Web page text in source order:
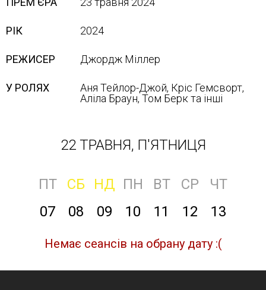
РІК 2024
РЕЖИСЕР Джордж Міллер
У РОЛЯХ
Аня Тейлор-Джой, Кріс Гемсворт,
Аліла Браун, Том Берк та інші
22 ТРАВНЯ, П'ЯТНИЦЯ
ПТ СБ НД ПН ВТ СР
ЧТ
07
08 09 10 11 12 13
Немає сеансів на обрану дату :(